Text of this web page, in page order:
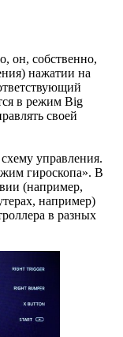
он, собственно,
нажатии на
в режим Big
своей
управления.
гироскопа». В
(например,
например)
в разных